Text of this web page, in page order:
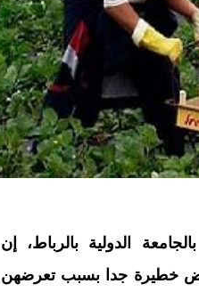
الدولية بالرباط، إن
خطيرة جدا بسبب تعرضهن